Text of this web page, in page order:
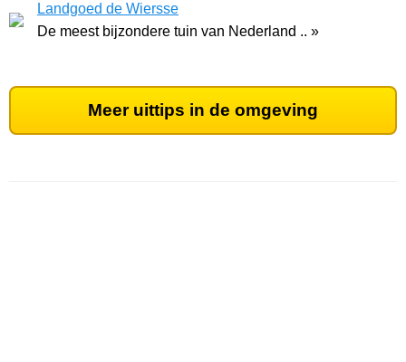
Landgoed de Wiersse
De meest bijzondere tuin van Nederland .. »
Meer uittips in de omgeving